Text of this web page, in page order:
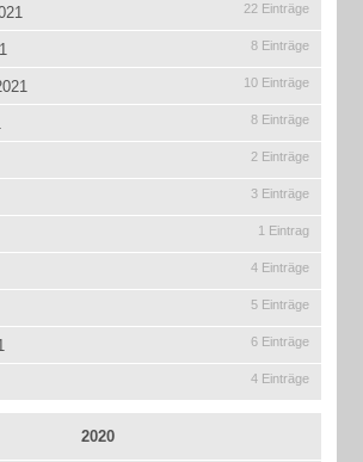
22 Einträge
8 Einträge
10 Einträge
8 Einträge
2 Einträge
3 Einträge
1 Eintrag
4 Einträge
5 Einträge
6 Einträge
4 Einträge
2020